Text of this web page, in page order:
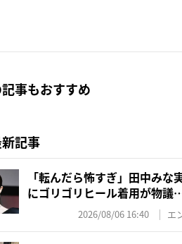
事もおすすめ
記事
「転んだら怖すぎ」田中み
にゴリゴリヒール着用が物議
2026/08/06 16:40 エ